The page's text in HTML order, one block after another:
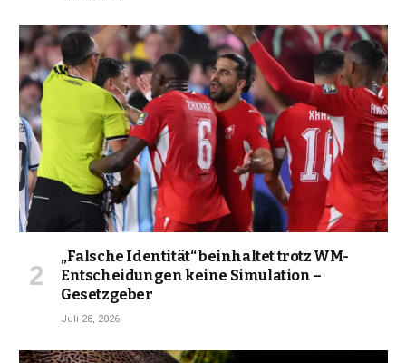
„Falsche Identität“ beinhaltet trotz WM-
Entscheidungen keine Simulation –
Gesetzgeber
Juli 28, 2026